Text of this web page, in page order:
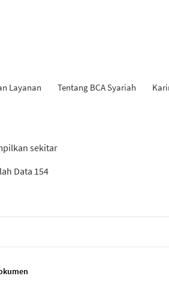
Layanan Tentang BCA Syariah
sekitar
Data 154